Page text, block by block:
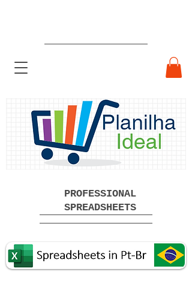
Ready-made Professional
Spreadsheets Free Download
PROFESSIONAL
SPREADSHEETS